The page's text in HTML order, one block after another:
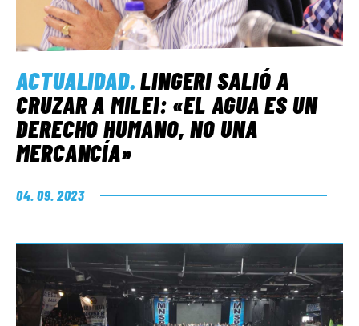
ACTUALIDAD.LINGERI SALIÓ A
CRUZAR A MILEI: «EL AGUA ES UN
DERECHO HUMANO, NO UNA
MERCANCÍA»
04. 09. 2023